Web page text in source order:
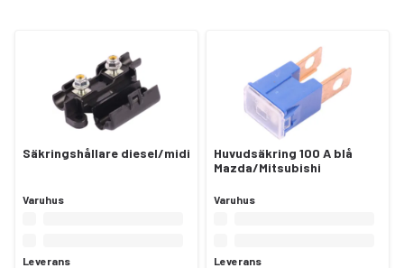
Säkringshållare diesel/midi
Varuhus
Leverans
Huvudsäkring 100 A blå
Mazda/Mitsubishi
Varuhus
Leverans